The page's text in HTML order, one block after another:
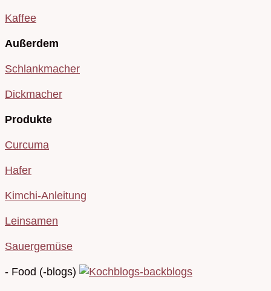
Kaffee
Außerdem
Schlankmacher
Dickmacher
Produkte
Curcuma
Hafer
Kimchi-Anleitung
Leinsamen
Sauergemüse
- Food (-blogs)